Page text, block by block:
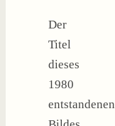
Der
Titel
dieses
1980
entstandenen